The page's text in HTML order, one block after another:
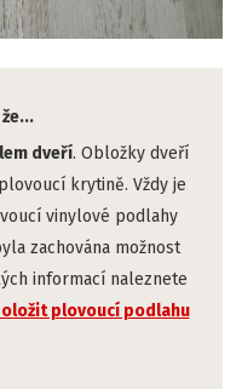
dveří. Obložky dveří
krytině. Vždy je
vinylové podlahy
zachována možnost
informací naleznete
plovoucí podlahu